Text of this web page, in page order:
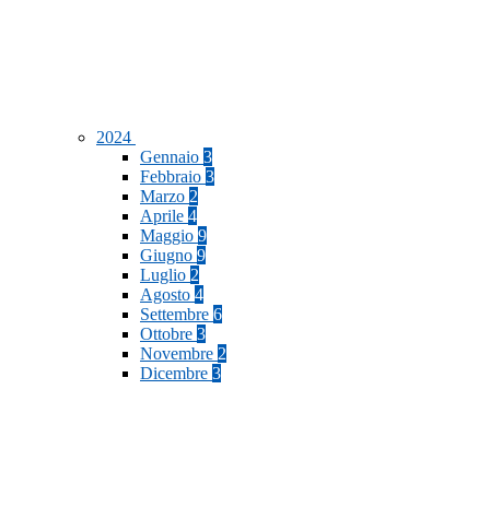
2024
Gennaio 3
Febbraio 3
Marzo 2
Aprile 4
Maggio 9
Giugno 9
Luglio 2
Agosto 4
Settembre 6
Ottobre 3
Novembre 2
Dicembre 3